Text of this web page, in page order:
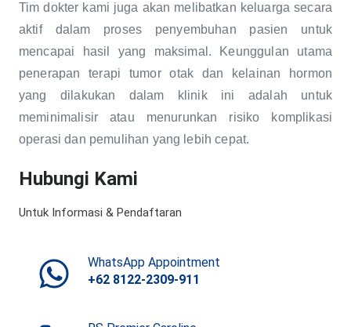
Tim dokter kami juga akan melibatkan keluarga secara
aktif dalam proses penyembuhan pasien untuk
mencapai hasil yang maksimal. Keunggulan utama
penerapan terapi tumor otak dan kelainan hormon
yang dilakukan dalam klinik ini adalah untuk
meminimalisir atau menurunkan risiko komplikasi
operasi dan pemulihan yang lebih cepat.
Hubungi Kami
Untuk Informasi & Pendaftaran
WhatsApp Appointment
+62 8122-2309-911